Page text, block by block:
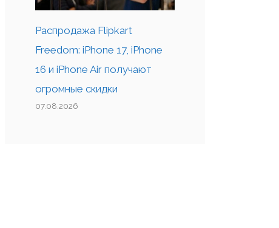
Распродажа Flipkart
Freedom: iPhone 17, iPhone
16 и iPhone Air получают
огромные скидки
07.08.2026